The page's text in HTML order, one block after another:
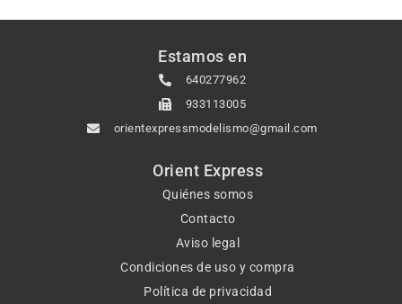
Estamos en
640277962
933113005
orientexpressmodelismo@gmail.com
Orient Express
Quiénes somos
Contacto
Aviso legal
Condiciones de uso y compra
Política de privacidad